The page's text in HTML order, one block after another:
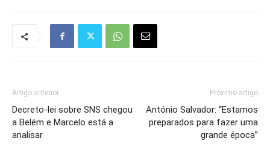
Artigo anterior
Decreto-lei sobre SNS chegou
a Belém e Marcelo está a
analisar
Próximo artigo
António Salvador: “Estamos
preparados para fazer uma
grande época”